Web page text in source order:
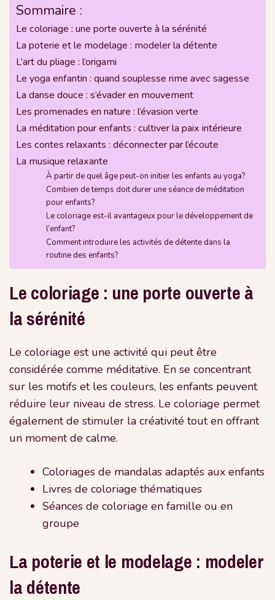
Sommaire :
Le coloriage : une porte ouverte à la sérénité
La poterie et le modelage : modeler la détente
L’art du pliage : l’origami
Le yoga enfantin : quand souplesse rime avec sagesse
La danse douce : s’évader en mouvement
Les promenades en nature : l’évasion verte
La méditation pour enfants : cultiver la paix intérieure
Les contes relaxants : déconnecter par l’écoute
La musique relaxante
À partir de quel âge peut-on initier les enfants au yoga?
Combien de temps doit durer une séance de méditation
pour enfants?
Le coloriage est-il avantageux pour le développement de
l’enfant?
Comment introduire les activités de détente dans la
routine des enfants?
Le coloriage : une porte ouverte à
la sérénité
Le coloriage est une activité qui peut être
considérée comme méditative. En se concentrant
sur les motifs et les couleurs, les enfants peuvent
réduire leur niveau de stress. Le coloriage permet
également de stimuler la créativité tout en offrant
un moment de calme.
Coloriages de mandalas adaptés aux enfants
Livres de coloriage thématiques
Séances de coloriage en famille ou en
groupe
La poterie et le modelage : modeler
la détente